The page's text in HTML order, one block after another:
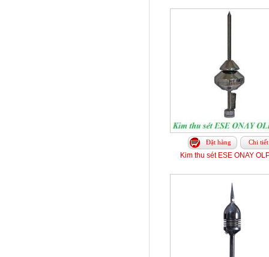
Đặt hàng Chi tiết
Kim thu sét ESE ONAY